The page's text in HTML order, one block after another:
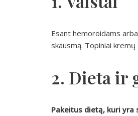
Esant hemoroidams
skausmą. Topiniai
2. Dieta ir
Pakeitus dietą, kuri yra